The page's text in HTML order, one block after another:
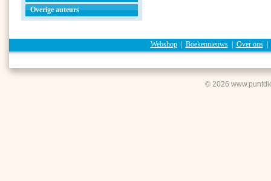
Overige auteurs
Webshop| Boekennieuws| Over ons|
© 2026